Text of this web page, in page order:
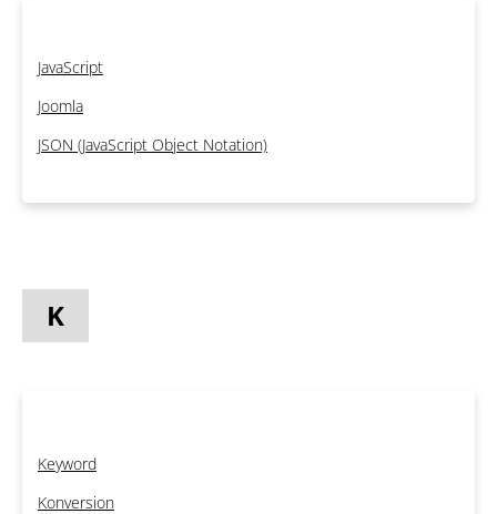
JavaScript
Joomla
JSON (JavaScript Object Notation)
K
Keyword
Konversion